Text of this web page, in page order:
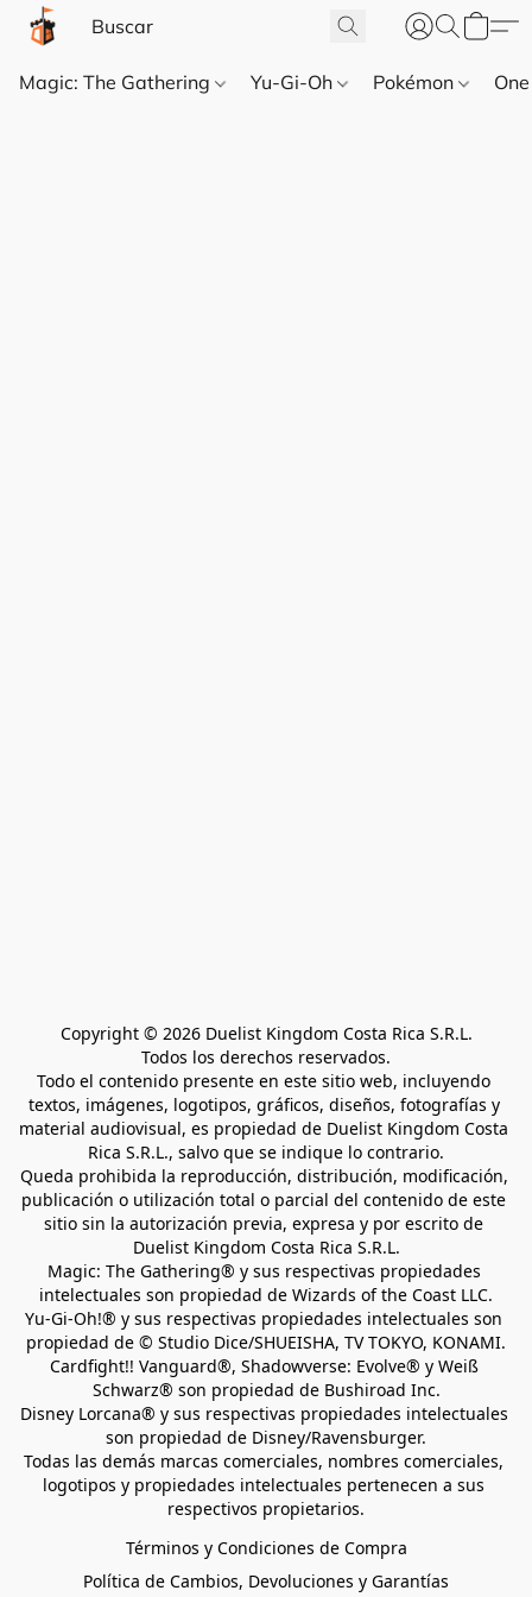
Magic: The Gathering Yu-Gi-Oh Pokémon
Copyright © 2026 Duelist Kingdom Costa Rica S.R.L.
Todos los derechos reservados.
Todo el contenido presente en este sitio web, incluyendo
textos, imágenes, logotipos, gráficos, diseños, fotografías y
material audiovisual, es propiedad de Duelist Kingdom Costa
Rica S.R.L., salvo que se indique lo contrario.
Queda prohibida la reproducción, distribución, modificación,
publicación o utilización total o parcial del contenido de este
sitio sin la autorización previa, expresa y por escrito de
Duelist Kingdom Costa Rica S.R.L.
Magic: The Gathering® y sus respectivas propiedades
intelectuales son propiedad de Wizards of the Coast LLC.
Yu-Gi-Oh!® y sus respectivas propiedades intelectuales son
propiedad de © Studio Dice/SHUEISHA, TV TOKYO, KONAMI.
Cardfight!! Vanguard®, Shadowverse: Evolve® y Weiß
Schwarz® son propiedad de Bushiroad Inc.
Disney Lorcana® y sus respectivas propiedades intelectuales
son propiedad de Disney/Ravensburger.
Todas las demás marcas comerciales, nombres comerciales,
logotipos y propiedades intelectuales pertenecen a sus
respectivos propietarios.
Términos y Condiciones de Compra
Política de Cambios, Devoluciones y Garantías